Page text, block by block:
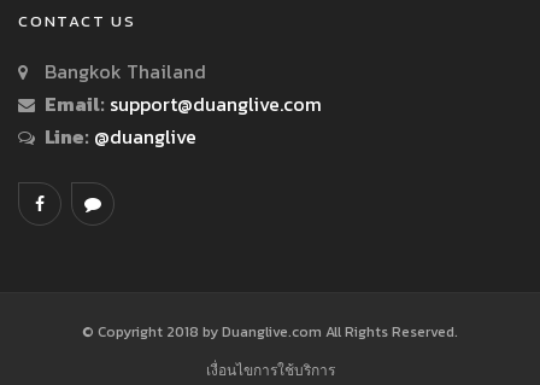
CONTACT US
Bangkok Thailand
Email: support@duanglive.com
Line: @duanglive
© Copyright 2018 by Duanglive.com All Rights Reserved.
เงื่อนไขการใช้บริการ